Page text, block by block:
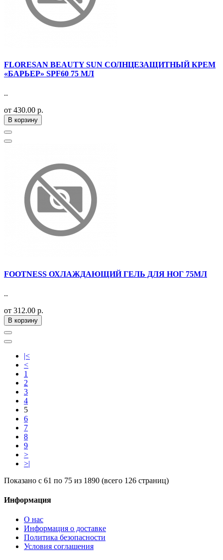
FLORESAN BEAUTY SUN СОЛНЦЕЗАЩИТНЫЙ КРЕМ
«БАРЬЕР» SPF60 75 МЛ
..
от 430.00 р.
В корзину
FOOTNESS ОХЛАЖДАЮЩИЙ ГЕЛЬ ДЛЯ НОГ 75МЛ
..
от 312.00 р.
В корзину
|<
<
1
2
3
4
5
6
7
8
9
>
>|
Показано с 61 по 75 из 1890 (всего 126 страниц)
Информация
О нас
Информация о доставке
Политика безопасности
Условия соглашения